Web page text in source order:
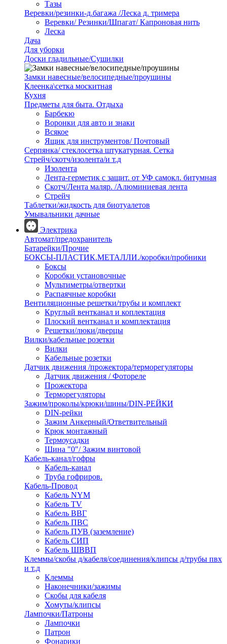
Тазы
Веревки/резинки-д.багажа /Леска д. тримера
Веревки/ Резинки/Шпагат/ Капроновая нить
Леска
Дача
Для уборки
Доски гладильные/Сушилки
Замки навесные/велосипедные/проушины
Клеенка\сетка москитная
Кухня
Предметы для быта. Отдыха
Барбекю
Воронки для авто и знаки
Всякое
Ящик для инструментов/ Почтовый
Серпянка/ стеклосетка штукатурная. Сетка
Стрейч/скотч/изолента/и т.д
Изолента
Лента-герметик с защит. от УФ самокл. битумная
Скотч/Лента маляр. /Алюминиевая лента
Стрейч
Таблетки/жидкость для биотуалетов
Умывальники дачные
Электрика
Автомат/предохранитель
Батарейки/Прочие
БОКСЫ-ПЛАСТИК.МЕТАЛЛИ./коробки/пробники
Боксы
Коробки установочные
Мультиметры/отвертки
Распаячные коробки
Вентиляционные решетки/трубы и комплект
Круглый вентканал и коплектация
Плоский вентканал и комплектация
Решетки/люки/дверцы
Вилки/кабельные розетки
Вилки
Кабельные розетки
Датчик движения /прожектора/терморегуляторы
Датчик движения / Фотореле
Прожектора
Терморегуляторы
Зажим/проколы/крюки/шины/DIN-РЕЙКИ
DIN-рейки
Зажим Анкерный/Ответвительный
Крюк монтажный
Термоусадки
Шина "0"/ Зажим винтовой
Кабель-канал/гофры
Кабель-канал
Труба гофриров.
Кабель-Провод
Кабель NYM
Кабель TV
Кабель ВВГ
Кабель ПВС
Кабель ПУВ (заземление)
Кабель СИП
Кабель ШВВП
Клеммы/скобы д/кабеля/соединения/клипсы д/трубы пвх
и т.д
Клеммы
Наконечники/зажимы
Скобы для кабеля
Хомуты/клипсы
Лампочки/Патроны
Лампочки
Патрон
Фонарики